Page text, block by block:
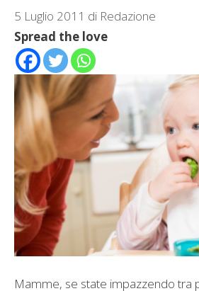
5 Luglio 2011 di Redazione
Spread the love
Mamme, se state impazzendo tra